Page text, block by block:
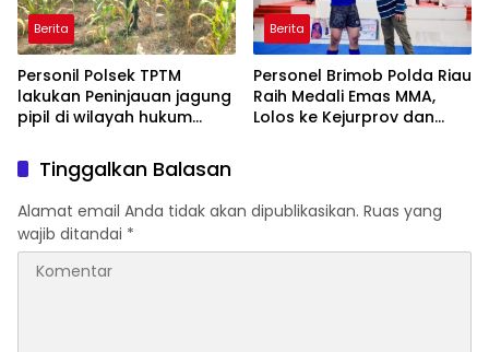
Berita
Personil Polsek TPTM
lakukan Peninjauan jagung
pipil di wilayah hukum
Berita
Personel Brimob Polda Riau
Raih Medali Emas MMA,
Lolos ke Kejurprov dan
Tinggalkan Balasan
Alamat email Anda tidak akan dipublikasikan. Ruas yang
wajib ditandai *